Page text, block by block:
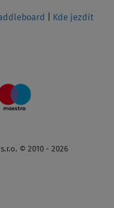
Kde jezdit
© 2010 - 2026